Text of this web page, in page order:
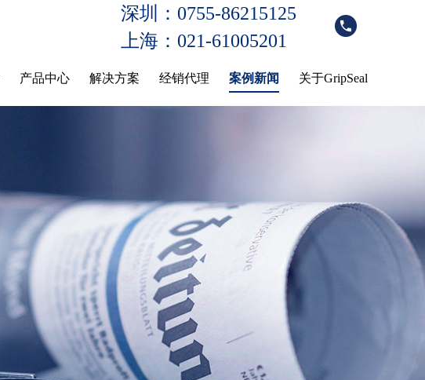
深圳：0755-86215125
上海：021-61005201
产品中心 解决方案 经销代理 案例新闻 关于GripSeal